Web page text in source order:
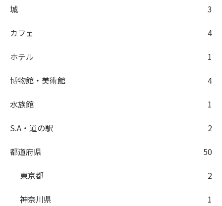
城
3
カフェ
4
ホテル
1
博物館・美術館
4
水族館
1
S.A・道の駅
2
都道府県
50
東京都
2
神奈川県
1